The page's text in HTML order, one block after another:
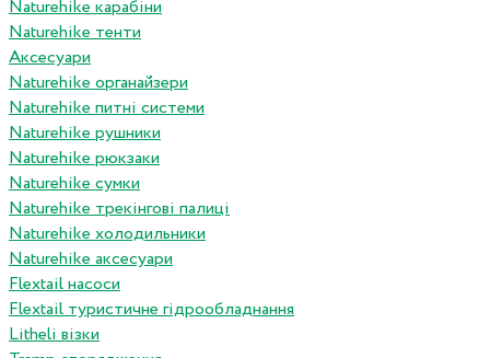
Naturehike карабіни
Naturehike тенти
Аксесуари
Naturehike органайзери
Naturehike питні системи
Naturehike рушники
Naturehike рюкзаки
Naturehike сумки
Naturehike трекінгові палиці
Naturehike холодильники
Naturehike аксесуари
Flextail насоси
Flextail туристичне гідрообладнання
Litheli візки